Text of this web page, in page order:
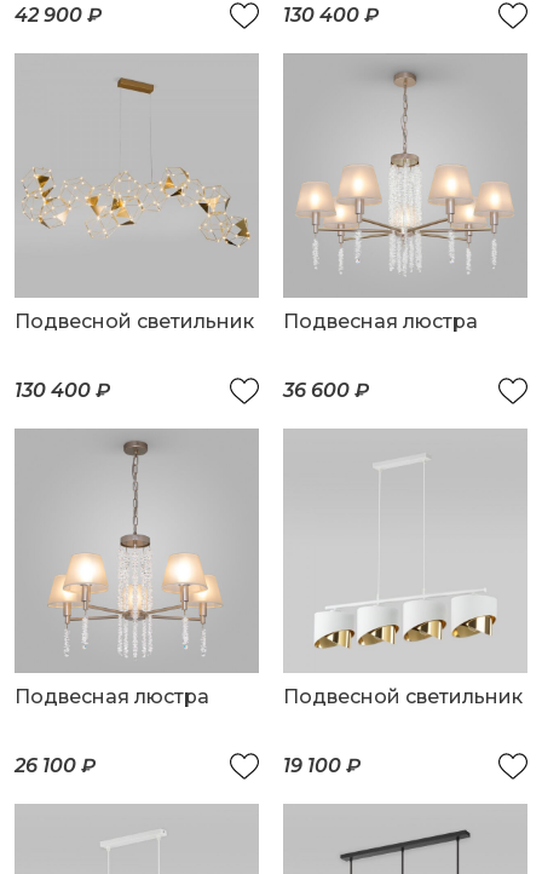
42 900 ₽ 130 400 ₽
Подвесной светильник
130 400 ₽
Подвесная люстра
36 600 ₽
Подвесная люстра
26 100 ₽
Подвесной светильник
19 100 ₽